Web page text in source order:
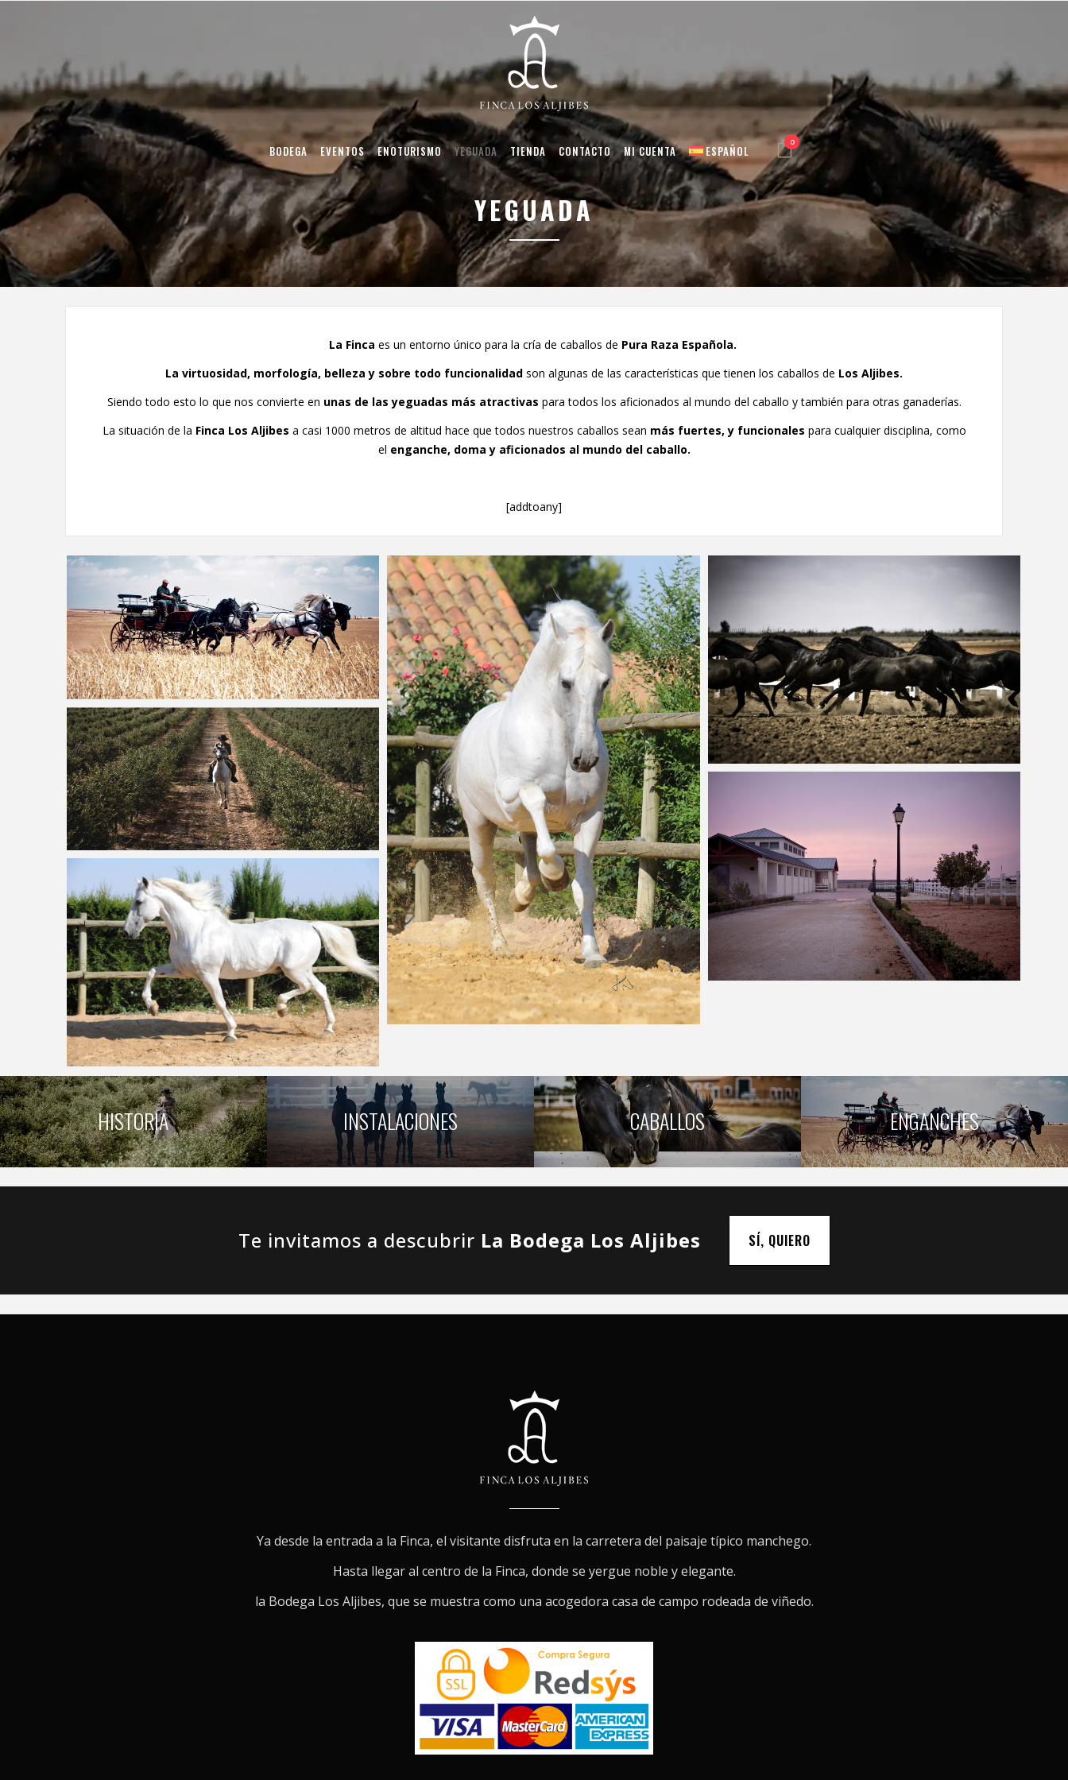
BODEGA EVENTOS ENOTURISMO YEGUADA TIENDA CONTACTO MI CUENTA ESPAÑOL
0
YEGUADA
La Finca es un entorno único para la cría de caballos de Pura Raza Española.
La virtuosidad, morfología, belleza y sobre todo funcionalidad son algunas de las características que tienen los caballos de Los Aljibes.
Siendo todo esto lo que nos convierte en unas de las yeguadas más atractivas para todos los aficionados al mundo del caballo y también para otras ganaderías.
La situación de la Finca Los Aljibes a casi 1000 metros de altitud hace que todos nuestros caballos sean más fuertes, y funcionales para cualquier disciplina, como
el enganche, doma y aficionados al mundo del caballo.
[addtoany]
HISTORIA INSTALACIONES CABALLOS ENGANCHES
Te invitamos a descubrir La Bodega Los Aljibes SÍ, QUIERO
Ya desde la entrada a la Finca, el visitante disfruta en la carretera del paisaje típico manchego.
Hasta llegar al centro de la Finca, donde se yergue noble y elegante.
la Bodega Los Aljibes, que se muestra como una acogedora casa de campo rodeada de viñedo.